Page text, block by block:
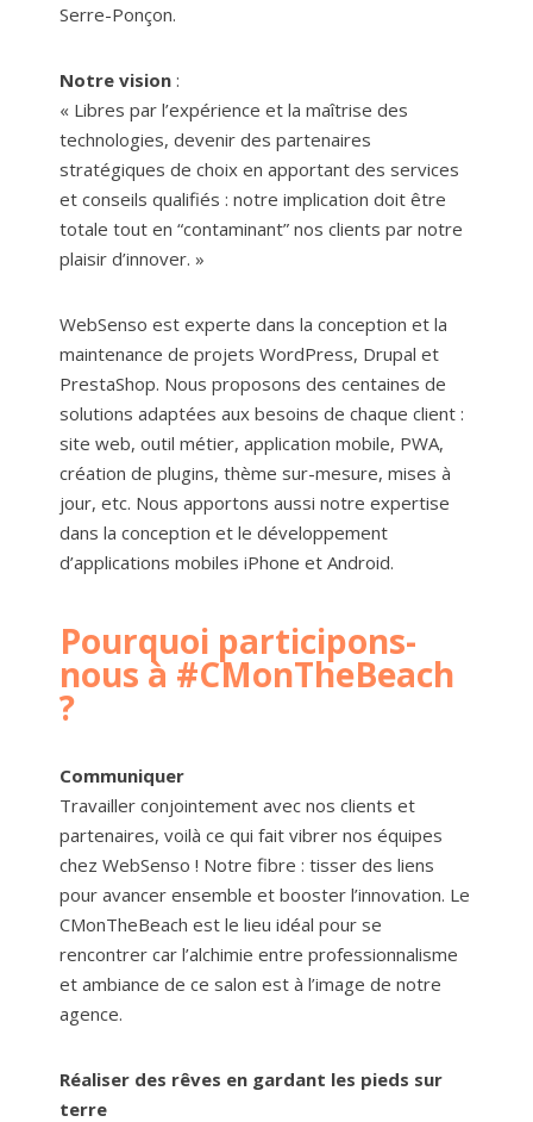
Serre-Ponçon.
Notre vision :
« Libres par l’expérience et la maîtrise des
technologies, devenir des partenaires
stratégiques de choix en apportant des services
et conseils qualifiés : notre implication doit être
totale tout en “contaminant” nos clients par notre
plaisir d’innover. »
WebSenso est experte dans la conception et la
maintenance de projets WordPress, Drupal et
PrestaShop. Nous proposons des centaines de
solutions adaptées aux besoins de chaque client :
site web, outil métier, application mobile, PWA,
création de plugins, thème sur-mesure, mises à
jour, etc. Nous apportons aussi notre expertise
dans la conception et le développement
d’applications mobiles iPhone et Android.
Pourquoi participons-
nous à #CMonTheBeach
?
Communiquer
Travailler conjointement avec nos clients et
partenaires, voilà ce qui fait vibrer nos équipes
chez WebSenso ! Notre fibre : tisser des liens
pour avancer ensemble et booster l’innovation. Le
CMonTheBeach est le lieu idéal pour se
rencontrer car l’alchimie entre professionnalisme
et ambiance de ce salon est à l’image de notre
agence.
Réaliser des rêves en gardant les pieds sur
terre